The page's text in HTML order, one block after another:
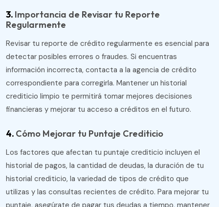
3. Importancia de Revisar tu Reporte
Regularmente
Revisar tu reporte de crédito regularmente es esencial para
detectar posibles errores o fraudes. Si encuentras
información incorrecta, contacta a la agencia de crédito
correspondiente para corregirla. Mantener un historial
crediticio limpio te permitirá tomar mejores decisiones
financieras y mejorar tu acceso a créditos en el futuro​.
4. Cómo Mejorar tu Puntaje Crediticio
Los factores que afectan tu puntaje crediticio incluyen el
historial de pagos, la cantidad de deudas, la duración de tu
historial crediticio, la variedad de tipos de crédito que
utilizas y las consultas recientes de crédito. Para mejorar tu
puntaje, asegúrate de pagar tus deudas a tiempo, mantener